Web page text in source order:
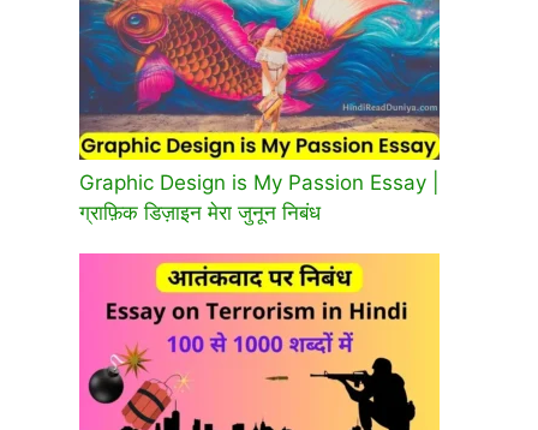
Graphic Design is My Passion Essay |
ग्राफ़िक डिज़ाइन मेरा जुनून निबंध